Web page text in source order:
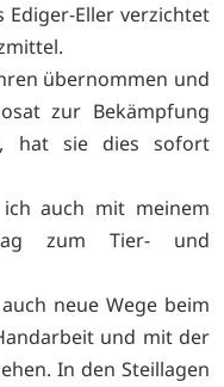
Ediger-Eller verzichtet
übernommen und
zur Bekämpfung
hat sie dies sofort
auch mit meinem
zum Tier- und
neue Wege beim
und mit der
In den Steillagen